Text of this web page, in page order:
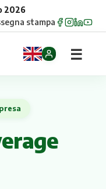
2026
stampa
☰